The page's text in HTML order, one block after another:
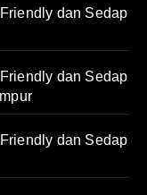
dan Sedap
dan Sedap
dan Sedap